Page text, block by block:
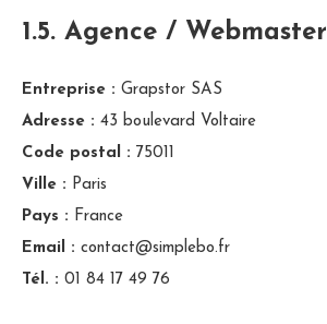
1.5. Agence / Webmaster
Entreprise : Grapstor SAS
Adresse : 43 boulevard Voltaire
Code postal : 75011
Ville : Paris
Pays : France
Email : contact@simplebo.fr
Tél. : 01 84 17 49 76